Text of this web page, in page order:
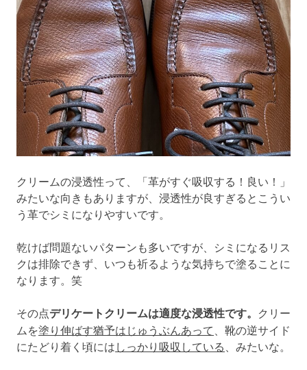
クリームの浸透性って、「革がすぐ吸収する！良い！」
みたいな向きもありますが、浸透性が良すぎるとこうい
う革でシミになりやすいです。
乾けば問題ないパターンも多いですが、シミになるリス
クは排除できず、いつも祈るような気持ちで塗ることに
なります。笑
その点デリケートクリームは適度な浸透性です。 クリー
ムを塗り伸ばす猶予はじゅうぶんあって 、靴の逆サイド
にたどり着く頃には しっかり吸収している 、みたいな。